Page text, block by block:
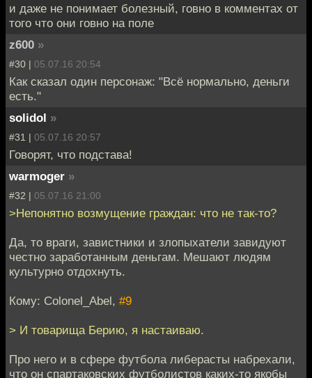
и даже не понимает болезный, говно в комментах от
того что они говно на поле
z600 »
#30 | 05.07.16 20:54
Как сказал один персонаж: "Всё нормально, деньги
есть."
solidol »
#31 | 05.07.16 20:57
Говорят, что подстава!
warmoger »
#32 | 05.07.16 21:00
>Непонятно возмущение граждан: что не так-то?
Да, то враги, завистники и злопыхатели завидуют
честно заработанным деньгам. Мешают людям
культурно отдохнуть.
Кому: Colonel_Abel, #9
> И товарища Берию, я настаиваю.
Про него и в сфере футбола либерасты набрехали,
что он спартаковских футболистов каких-то якобы